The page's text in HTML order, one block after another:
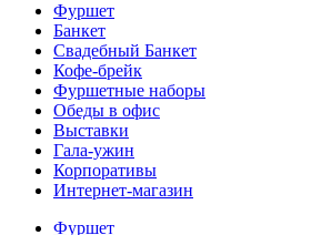
Фуршет
Банкет
Свадебный Банкет
Кофе-брейк
Фуршетные наборы
Обеды в офис
Выставки
Гала-ужин
Корпоративы
Интернет-магазин
Фуршет